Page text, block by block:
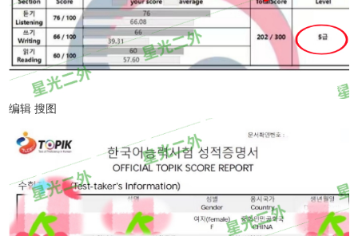
编辑 搜图